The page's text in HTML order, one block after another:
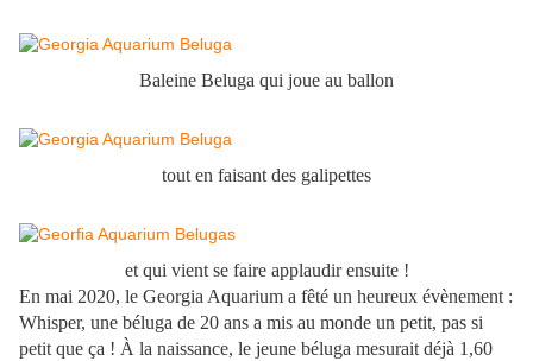
Baleine Beluga qui joue au ballon
tout en faisant des galipettes
et qui vient se faire applaudir ensuite !
En mai 2020, le Georgia Aquarium a fêté un heureux évènement :
Whisper, une béluga de 20 ans a mis au monde un petit, pas si
petit que ça ! À la naissance, le jeune béluga mesurait déjà 1,60